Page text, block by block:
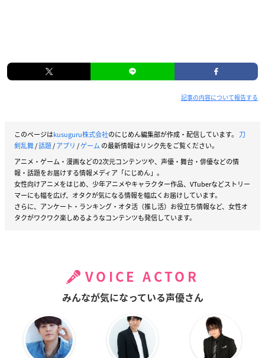
記事の内容について報告する
このページはkusuguru株式会社のにじめん編集部が作成・配信しています。 刀
剣乱舞/話題/アプリ /ゲーム の最新情報はリンク先をご覧ください。
アニメ・ゲーム・漫画などの2次元コンテンツや、声優・舞台・俳優などの情
報・話題をお届けする情報メディア「にじめん」。
女性向けアニメをはじめ、少年アニメやキャラクター作品、VTuberなどストリー
マーにも幅を広げ、オタクが気になる情報を幅広くお届けしています。
さらに、アンケート・ランキング・オタ活（推し活）お役立ち情報など、女性オ
タクがワクワク楽しめるようなコンテンツも発信しています。
VOICE ACTOR
みんなが気になっている声優さん